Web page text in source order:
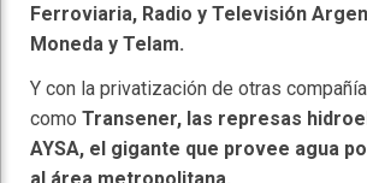
Ferroviaria, Radio y Televisión
Moneda y Telam.
Y con la privatización de otras
como Transener, las represas
AYSA, el gigante que provee agua